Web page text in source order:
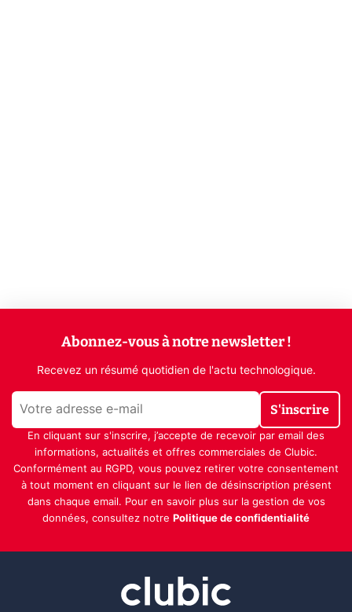
Abonnez-vous à notre newsletter !
Recevez un résumé quotidien de l'actu technologique.
S'inscrire
En cliquant sur s'inscrire, j’accepte de recevoir par email des
informations, actualités et offres commerciales de Clubic.
Conformément au RGPD, vous pouvez retirer votre consentement
à tout moment en cliquant sur le lien de désinscription présent
dans chaque email. Pour en savoir plus sur la gestion de vos
données, consultez notre Politique de confidentialité